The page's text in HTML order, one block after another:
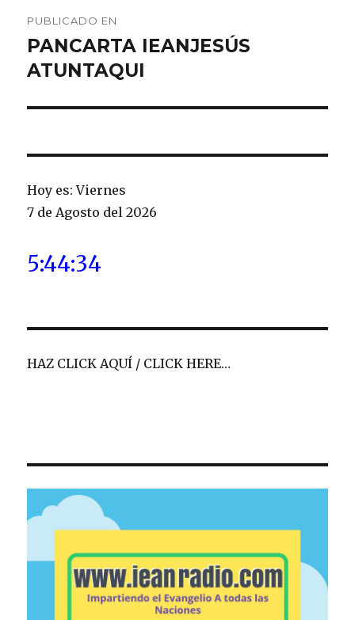
de
entradas
PUBLICADO EN
PANCARTA IEANJESÚS
ATUNTAQUI
Hoy es: Viernes
7 de Agosto del 2026
5:44:34
HAZ CLICK AQUÍ / CLICK HERE…